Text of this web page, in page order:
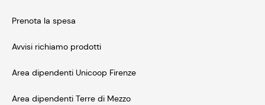
Prenota la spesa
Avvisi richiamo prodotti
Area dipendenti Unicoop Firenze
Area dipendenti Terre di Mezzo